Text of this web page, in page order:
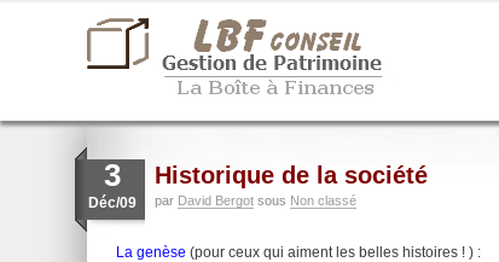
3
Déc/09
Historique de la société
par David Bergot sous Non classé
La genèse (pour ceux qui aiment les belles histoires ! ) :